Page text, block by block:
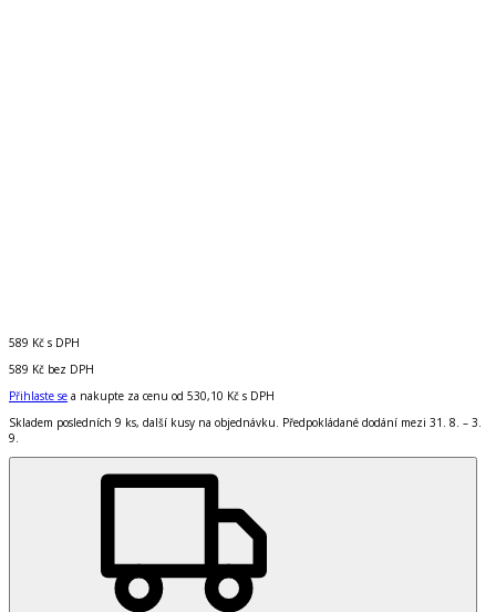
589 Kč s DPH
589 Kč bez DPH
Přihlaste se a nakupte za cenu od 530,10 Kč s DPH
Skladem posledních 9 ks, další kusy na objednávku. Předpokládané dodání mezi 31. 8. – 3.
9.